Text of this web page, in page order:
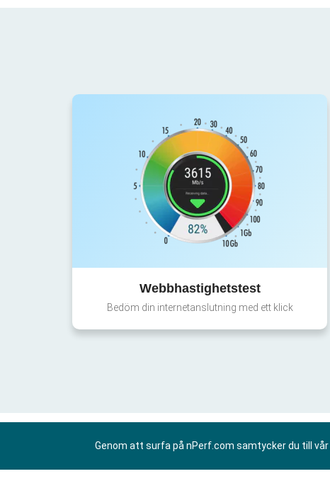
Webbhastighetstest
Bedöm din internetanslutning med ett klick
Genom att surfa på nPerf.com samtycker du till vår